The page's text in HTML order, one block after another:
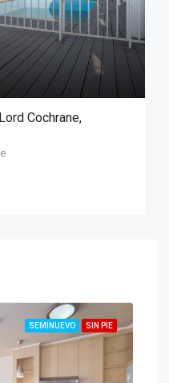
Cochrane,
SEMINUEVO SIN PIE